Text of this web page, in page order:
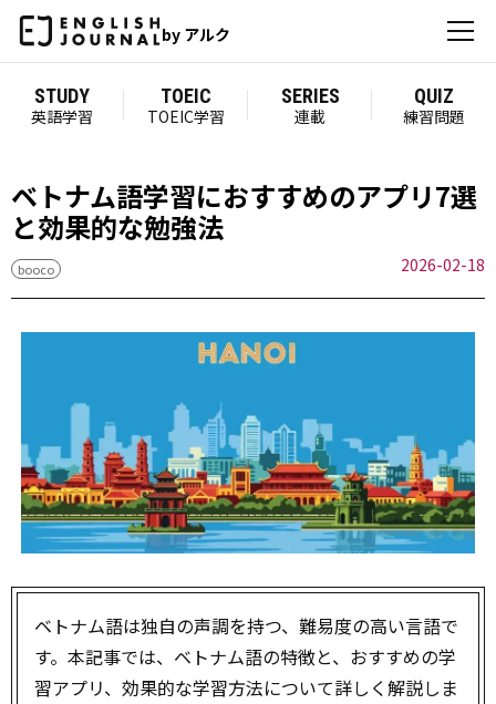
by アルク
STUDY
英語学習
TOEIC
TOEIC学習
SERIES
連載
QUIZ
練習問題
ベトナム語学習におすすめのアプリ7選
と効果的な勉強法
booco 2026-02-18
ベトナム語は独自の声調を持つ、難易度の高い言語で
す。本記事では、ベトナム語の特徴と、おすすめの学
習アプリ、効果的な学習方法について詳しく解説しま